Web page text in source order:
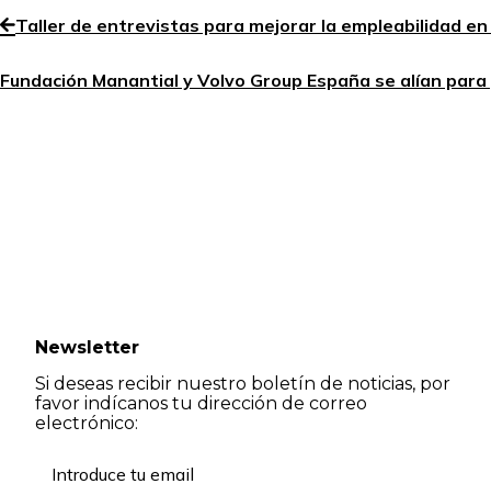
Taller de entrevistas para mejorar la empleabilidad
Fundación Manantial y Volvo Group España se alían
Newsletter
Si deseas recibir nuestro boletín de noticias, por
favor indícanos tu dirección de correo
electrónico: